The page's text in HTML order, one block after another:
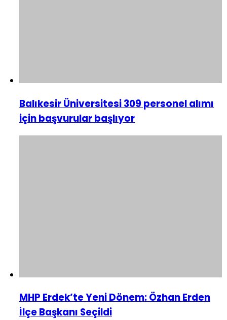
Balıkesir Üniversitesi 309 personel alımı
için başvurular başlıyor
MHP Erdek’te Yeni Dönem: Özhan Erden
İlçe Başkanı Seçildi